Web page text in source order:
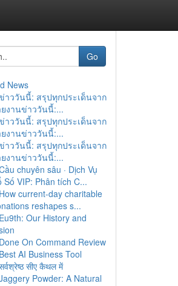
Go
News
าววันนี้: สรุปทุกประเด็นจาก
ยงานข่าววันนี้:...
าววันนี้: สรุปทุกประเด็นจาก
ยงานข่าววันนี้:...
าววันนี้: สรุปทุกประเด็นจาก
ยงานข่าววันนี้:...
chuyên sâu · Dịch Vụ
Số VIP: Phân tích C...
How current-day charitable
reshapes s...
Eu9th: Our History and
Done On Command Review
AI Business Tool
सीए कैथल में
Powder: A Natural